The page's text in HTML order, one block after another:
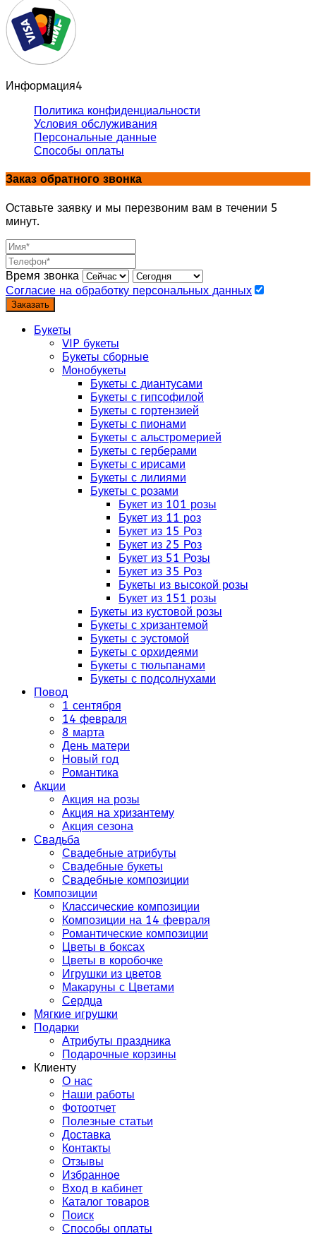
Информация4
Политика конфиденциальности
Условия обслуживания
Персональные данные
Способы оплаты
Заказ обратного звонка
Оставьте заявку и мы перезвоним вам в течении 5
минут.
Время звонка
Согласие на обработку персональных данных
Заказать
Букеты
VIP букеты
Букеты сборные
Монобукеты
Букеты с диантусами
Букеты с гипсофилой
Букеты с гортензией
Букеты с пионами
Букеты с альстромерией
Букеты с герберами
Букеты с ирисами
Букеты с лилиями
Букеты с розами
Букет из 101 розы
Букет из 11 роз
Букет из 15 Роз
Букет из 25 Роз
Букет из 51 Розы
Букет из 35 Роз
Букеты из высокой розы
Букет из 151 розы
Букеты из кустовой розы
Букеты с хризантемой
Букеты с эустомой
Букеты с орхидеями
Букеты с тюльпанами
Букеты с подсолнухами
Повод
1 сентября
14 февраля
8 марта
День матери
Новый год
Романтика
Акции
Акция на розы
Акция на хризантему
Акция сезона
Свадьба
Свадебные атрибуты
Свадебные букеты
Свадебные композиции
Композиции
Классические композиции
Композиции на 14 февраля
Романтические композиции
Цветы в боксах
Цветы в коробочке
Игрушки из цветов
Макаруны с Цветами
Сердца
Мягкие игрушки
Подарки
Атрибуты праздника
Подарочные корзины
Клиенту
О нас
Наши работы
Фотоотчет
Полезные статьи
Доставка
Контакты
Отзывы
Избранное
Вход в кабинет
Каталог товаров
Поиск
Способы оплаты